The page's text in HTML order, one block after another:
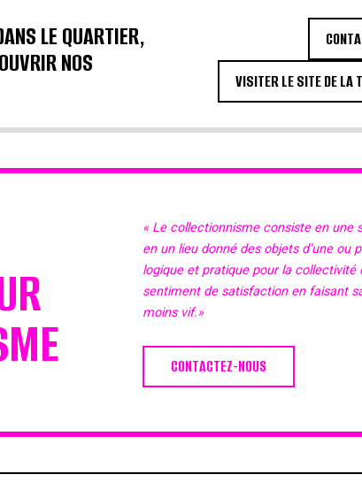
LE QUARTIER,
NOS
VISITER LE SITE DE LA
« Le collectionnisme consiste en une
en un lieu donné des objets d’une
logique et pratique pour la collectivité
sentiment de satisfaction en faisant
moins vif.»
CONTACTEZ-NOUS